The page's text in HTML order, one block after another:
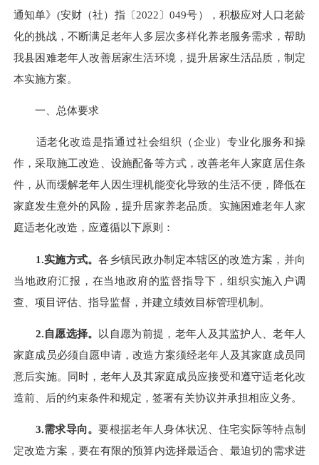
通知单》 (安财（社）指 〔2022〕049号）
，积极应对人口老龄
化的挑战，不断满足老年人多层次多样化养老服务需求，帮助
我县困难老年人改善居家生活环境，提升居家生活品质，制定
本实施方案。
一、总体要求
适老化改造是指通过社会组织（企业）专业化服务和操
作，采取施工改造、设施配备等方式，改善老年人家庭居住条
件，从而缓解老年人因生理机能变化导致的生活不便，降低在
家庭发生意外的风险，提升居家养老品质。实施困难老年人家
庭适老化改造，应遵循以下原则：
1.实施方式。各乡镇民政办制定本辖区的改造方案 ，并向
当地政府汇报，在当地政府的监督指导下，组织实施入户调
查、项目评估
指导监督，并建立绩效目标管理机制。
2.自愿选择。 以自愿为前提，老年人及其监护人、老年人
家庭成员必须自愿申请，改造方案须经老年人及其家庭成员同
意后实施。同时，老年人及其家庭成员应接受和遵守适老化改
造前、后的约束条件和规定，签署有关协议并承担相应义务。
3.需求导向。要根据老年人身体状况、住宅实际等特点制
定改造方案，要在有限的预算内选择最适合、最迫切的需求进